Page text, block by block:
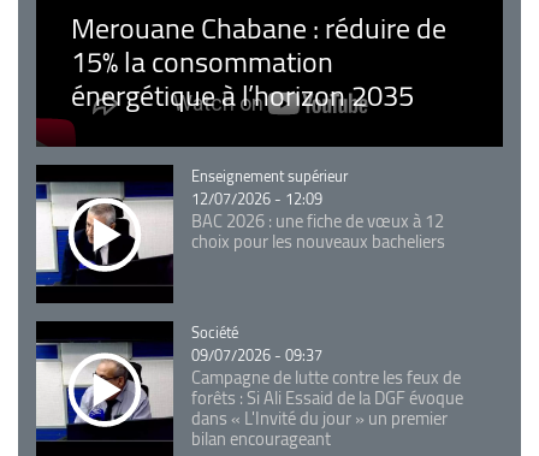
Merouane Chabane : réduire de
15% la consommation
énergétique à l’horizon 2035
Catégorie
Enseignement supérieur
12/07/2026 - 12:09
BAC 2026 : une fiche de vœux à 12
choix pour les nouveaux bacheliers
Catégorie
Société
09/07/2026 - 09:37
Campagne de lutte contre les feux de
forêts : Si Ali Essaid de la DGF évoque
dans « L'Invité du jour » un premier
bilan encourageant